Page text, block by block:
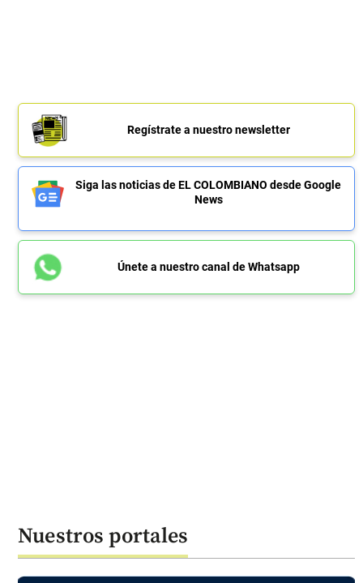
Regístrate a nuestro newsletter
Siga las noticias de EL COLOMBIANO desde Google
News
Únete a nuestro canal de Whatsapp
Nuestros portales